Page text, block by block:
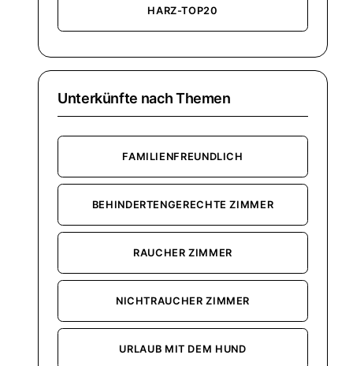
HARZ-TOP20
Unterkünfte nach Themen
FAMILIENFREUNDLICH
BEHINDERTENGERECHTE ZIMMER
RAUCHER ZIMMER
NICHTRAUCHER ZIMMER
URLAUB MIT DEM HUND